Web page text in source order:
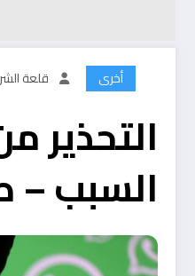
أخرى قلعة
التحذير
السبب –